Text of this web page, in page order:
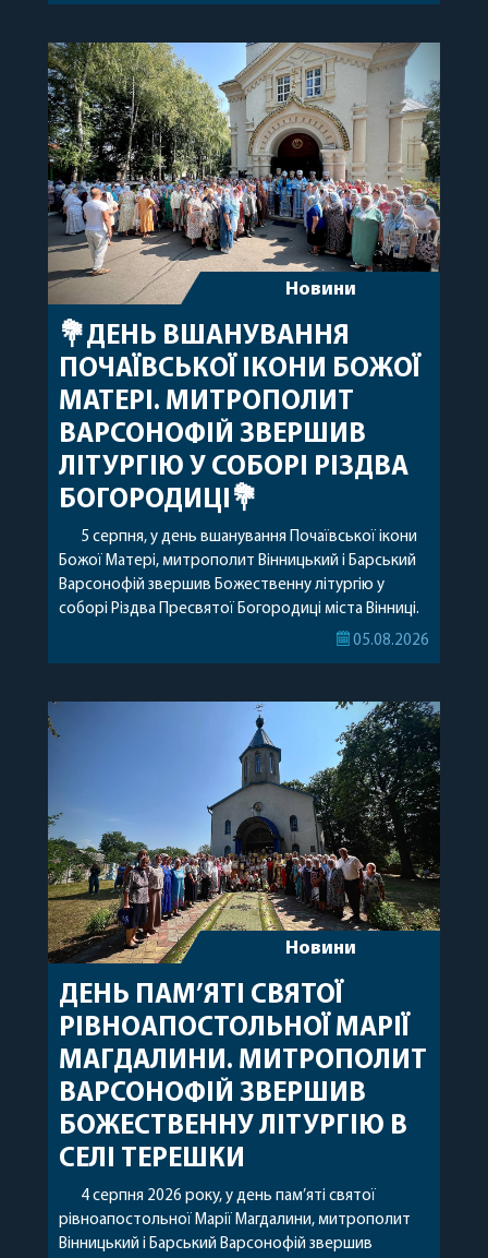
побажавши йому міцного здоров’я, Божої
допомоги, миру, духовної радості та
благословенних успіхів у подальшому
архіпастирському служінні. […]
Новини
💐ДЕНЬ ВШАНУВАННЯ
ПОЧАЇВСЬКОЇ ІКОНИ БОЖОЇ
МАТЕРІ. МИТРОПОЛИТ
ВАРСОНОФІЙ ЗВЕРШИВ
ЛІТУРГІЮ У СОБОРІ РІЗДВА
БОГОРОДИЦІ💐
5 серпня, у день вшанування Почаївської ікони
Божої Матері, митрополит Вінницький і Барський
Варсонофій звершив Божественну літургію у
соборі Різдва Пресвятої Богородиці міста Вінниці.
Його Високопреосвященству співслужили
священному сані. Під час богослужіння підносилися
особливі молитви за мир в Україні, за воїнів, які
05.08.2026
Новини
ДЕНЬ ПАМ’ЯТІ СВЯТОЇ
РІВНОАПОСТОЛЬНОЇ МАРІЇ
МАГДАЛИНИ. МИТРОПОЛИТ
ВАРСОНОФІЙ ЗВЕРШИВ
БОЖЕСТВЕННУ ЛІТУРГІЮ В
СЕЛІ ТЕРЕШКИ
4 серпня 2026 року, у день пам’яті святої
рівноапостольної Марії Магдалини, митрополит
Вінницький і Барський Варсонофій звершив